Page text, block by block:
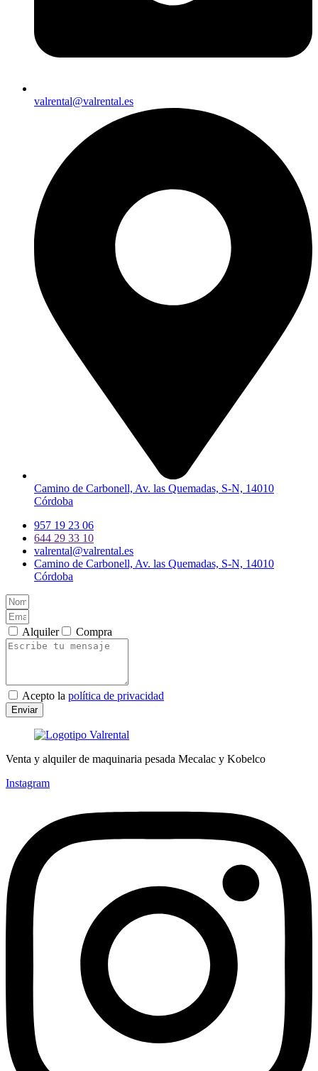
valrental@valrental.es
Camino de Carbonell, Av. las Quemadas, S-N, 14010
Córdoba
957 19 23 06
644 29 33 10
valrental@valrental.es
Camino de Carbonell, Av. las Quemadas, S-N, 14010
Córdoba
Alquiler Compra
Acepto la política de privacidad
Enviar
Venta y alquiler de maquinaria pesada Mecalac y Kobelco
Instagram